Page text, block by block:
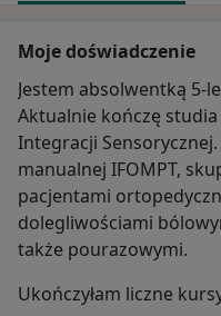
Moje doświadczenie
Jestem absolwentką 5-
Aktualnie kończę
Integracji
manualnej IFOMPT,
pacjentami
dolegliwościami
także pourazowymi.
Ukończyłam liczne